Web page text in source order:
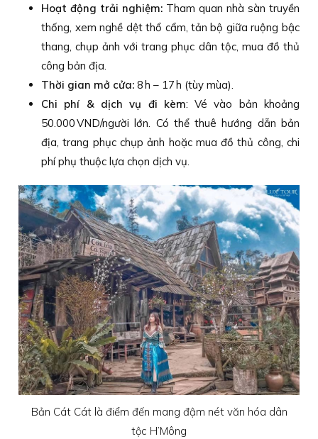
Hoạt động trải nghiệm: Tham quan nhà sàn truyền
thống, xem nghề dệt thổ cẩm, tản bộ giữa ruộng bậc
thang, chụp ảnh với trang phục dân tộc, mua đồ thủ
công bản địa.
Thời gian mở cửa: 8 h – 17 h (tùy mùa).
Chi phí & dịch vụ đi kèm: Vé vào bản khoảng
50.000 VND/người lớn. Có thể thuê hướng dẫn bản
địa, trang phục chụp ảnh hoặc mua đồ thủ công, chi
phí phụ thuộc lựa chọn dịch vụ.
Bản Cát Cát là điểm đến mang đậm nét văn hóa dân
tộc H’Mông